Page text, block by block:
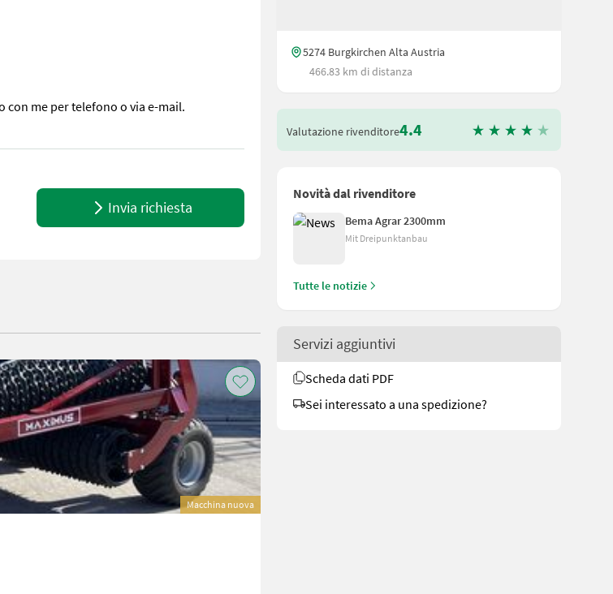
me per telefono o via e-mail.
- Illuminazione - Ruote - 3 cilindri idraulici L'attrezzatura è disponibile a Burgkirchen. Per potervi
Invia richiesta
5274 Burgkirchen Alta Austria
466.83 km di distanza
Valutazione rivenditore4.4
Novità dal rivenditore
Bema Agrar 2300mm
Mit Dreipunktanbau
Tutte le notizie
Servizi aggiuntivi
Scheda dati PDF
Sei interessato a una spedizione?
Macchina nuova